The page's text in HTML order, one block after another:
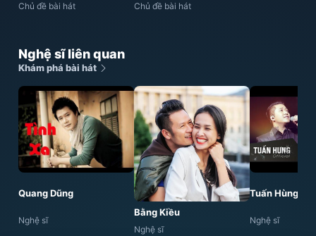
Chủ đề bài hát Chủ đề bài hát
Nghệ sĩ liên quan
Khám phá bài hát
Quang Dũng
Nghệ sĩ
Bằng Kiều
Nghệ sĩ
Tuấn Hùng
Nghệ sĩ